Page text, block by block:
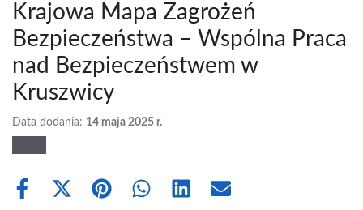
Krajowa Mapa Zagrożeń
Bezpieczeństwa – Wspólna Praca
nad Bezpieczeństwem w
Kruszwicy
Data dodania: 14 maja 2025 r.
Share
Share Share Share Share Share